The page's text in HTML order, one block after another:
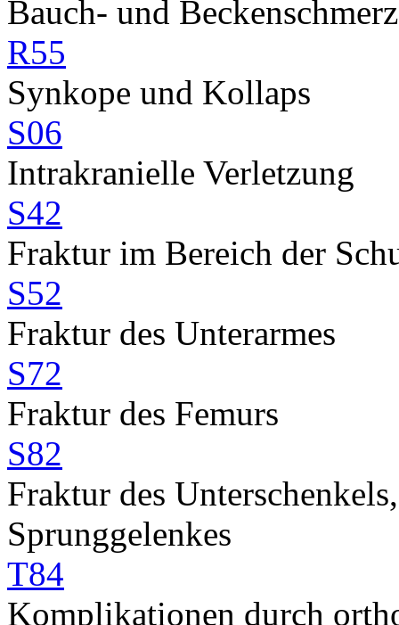
Bauch- und
R55
Synkope und Kollaps
S06
Intrakranielle Verletzung
S42
Fraktur im Bereich der
S52
Fraktur des Unterarmes
S72
Fraktur des Femurs
S82
Fraktur des
Sprunggelenkes
T84
Komplikationen durch